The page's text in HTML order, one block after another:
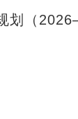
划（